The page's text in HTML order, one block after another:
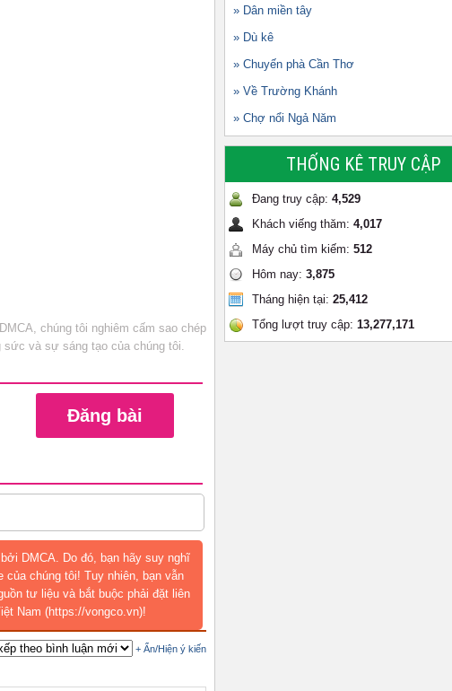
chúng tôi nghiêm cấm sao chép
và sự sáng tạo của chúng tôi.
Đăng bài
DMCA. Do đó, bạn hãy suy nghĩ
chúng tôi! Tuy nhiên, bạn vẫn
tư liệu và bắt buộc phải đặt liên
Nam (https://vongco.vn)!
» Dân miền tây
» Dù kê
» Chuyến phà Cần Thơ
» Về Trường Khánh
» Chợ nổi Ngả Năm
THỐNG KÊ TRUY CẬP
Đang truy cập: 4,529
Khách viếng thăm: 4,017
Máy chủ tìm kiếm: 512
Hôm nay: 3,875
Tháng hiện tại: 25,412
Tổng lượt truy cập: 13,277,171